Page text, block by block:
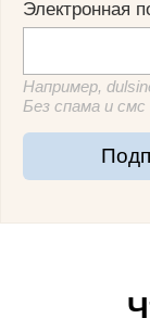
Электронная
Например,
Без спама и смс